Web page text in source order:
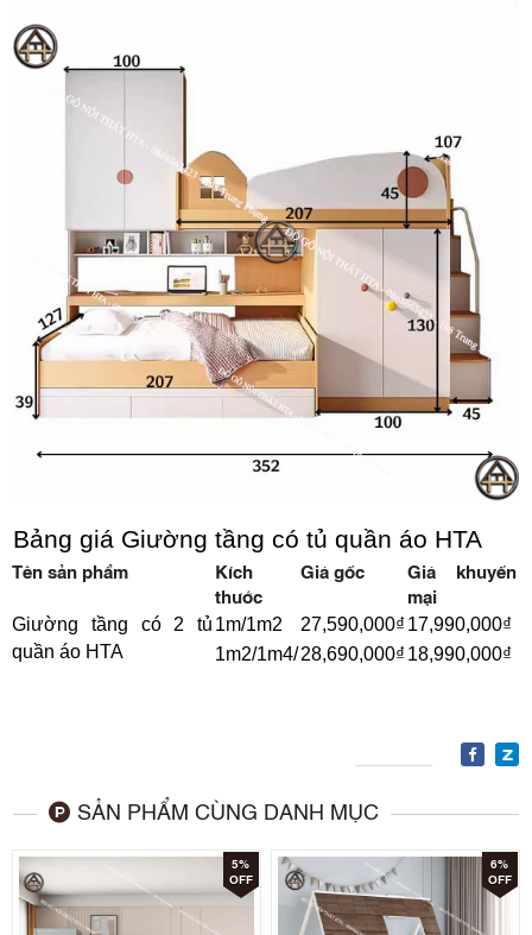
Bảng giá Giường tầng có tủ quần áo HTA
Tên sản phẩm
Kích
thước
Giá gốc
Giá khuyến
mại
Giường tầng có 2 tủ
quần áo HTA
1m/1m2 27,590,000₫ 17,990,000₫
1m2/1m4/28,690,000₫ 18,990,000₫
SẢN PHẨM CÙNG DANH MỤC
5%
OFF
6%
OFF